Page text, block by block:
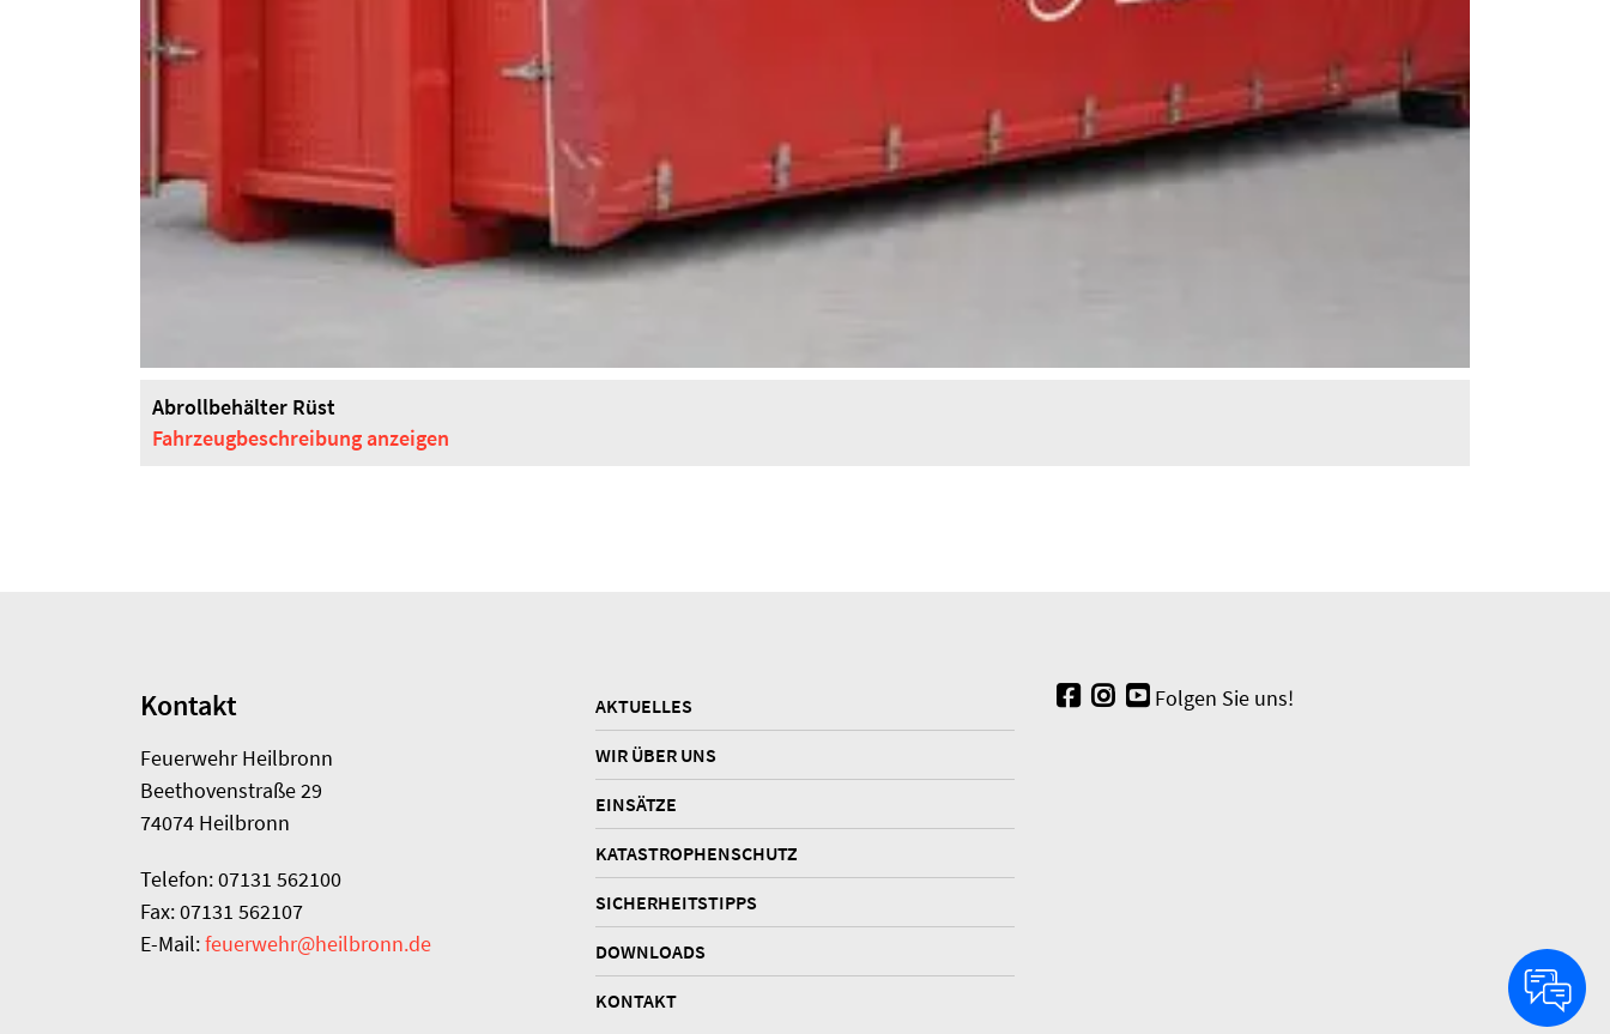
Abrollbehälter Rüst
Fahrzeugbeschreibung anzeigen
Kontakt
Feuerwehr Heilbronn
Beethovenstraße 29
74074 Heilbronn
Telefon: 07131 562100
Fax: 07131 562107
E-Mail:feuerwehr@heilbronn.de
AKTUELLES
WIR ÜBER UNS
EINSÄTZE
KATASTROPHENSCHUTZ
SICHERHEITSTIPPS
DOWNLOADS
KONTAKT
Folgen Sie uns!